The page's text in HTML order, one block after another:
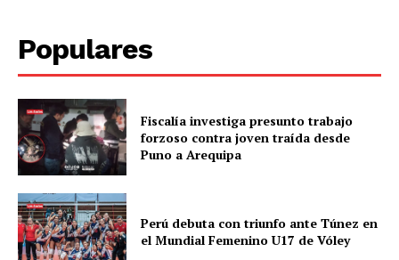
Populares
Fiscalía investiga presunto trabajo
forzoso contra joven traída desde
Puno a Arequipa
Perú debuta con triunfo ante Túnez en
el Mundial Femenino U17 de Vóley